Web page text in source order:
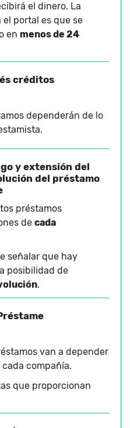
el dinero. La
portal es que se
en menos de 24
créditos
dependerán de lo
y extensión del
del préstamo
préstamos
de cada
señalar que hay
posibilidad de
.
van a depender
compañía.
que proporcionan